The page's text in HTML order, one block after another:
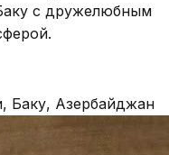
с дружелюбным
Баку, Азербайджан